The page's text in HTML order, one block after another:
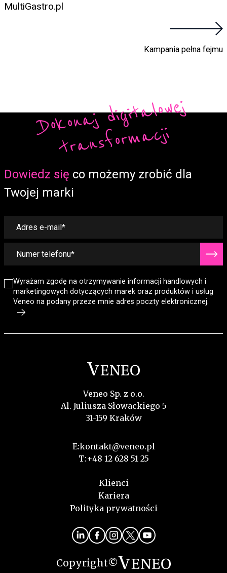
MultiGastro.pl
Kampania pełna fejmu
Dowiedz się co możemy zrobić dla
Twojej marki
Wyrażam zgodę na otrzymywanie informacji handlowych i
marketingowych dotyczących marek oraz produktów i usług
Veneo na podany przeze mnie adres poczty elektronicznej.
Do
ko
n
aj
di
gi
t
alo
w
ej
t
r
a
ns
fo
r
m
a
cji
Veneo Sp. z o.o.
Al. Juliusza Słowackiego 5
31-159 Kraków
E:kontakt@veneo.pl
T:+48 12 628 51 25
Klienci
Kariera
Polityka prywatności
Copyright©